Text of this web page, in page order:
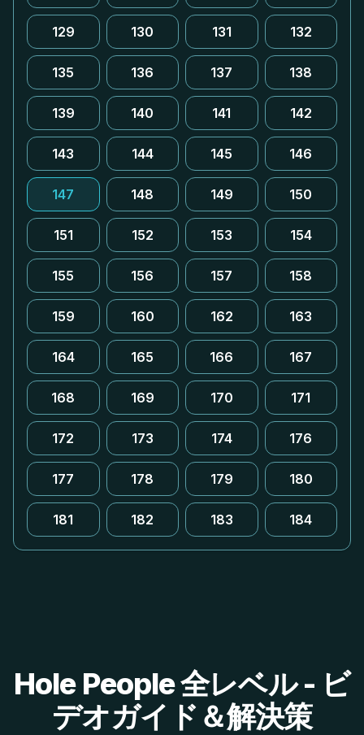
129 130 131 132
135 136 137 138
139 140 141 142
143 144 145 146
147 148 149 150
151 152 153 154
155 156 157 158
159 160 162 163
164 165 166 167
168 169 170 171
172 173 174 176
177 178 179 180
181 182 183 184
Hole People 全レベル - ビ
デオガイド＆解決策